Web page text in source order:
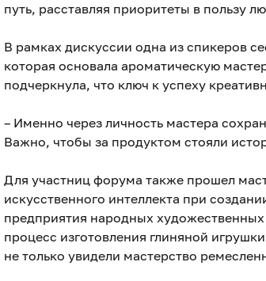
путь, расставляя приоритеты в пользу
В рамках дискуссии одна из спикеров
которая основала ароматическую
подчеркнула, что ключ к успеху
– Именно через личность мастера
Важно, чтобы за продуктом стояли
Для участниц форума также прошел
искусственного интеллекта при
предприятия народных
процесс изготовления глиняной
не только увидели мастерство